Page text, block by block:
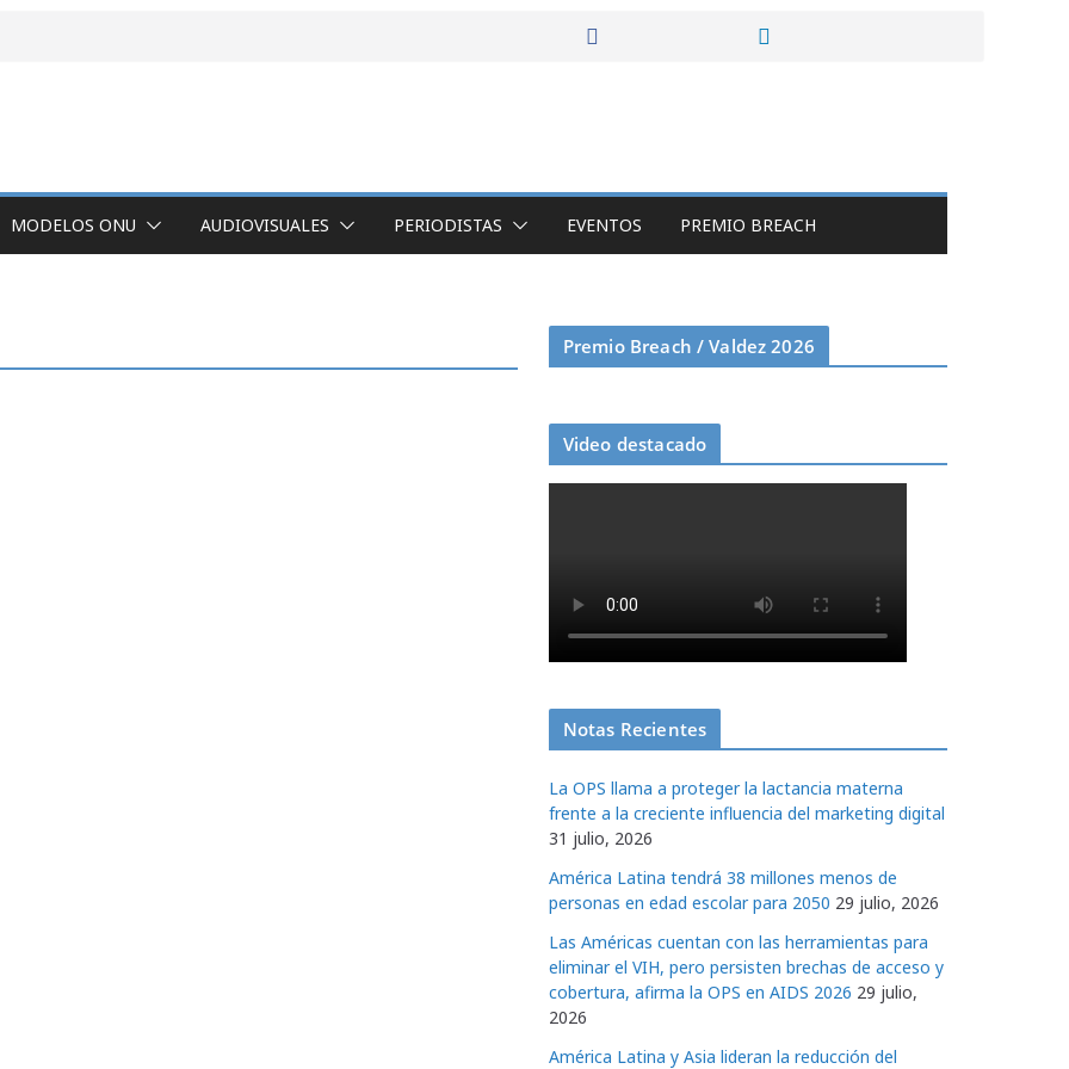
MODELOS ONU AUDIOVISUALES PERIODISTAS EVENTOS PREMIO BREACH
Premio Breach / Valdez 2026
Video destacado
Notas Recientes
La OPS llama a proteger la lactancia materna
frente a la creciente influencia del marketing digital
31 julio, 2026
América Latina tendrá 38 millones menos de
personas en edad escolar para 2050 29 julio, 2026
Las Américas cuentan con las herramientas para
eliminar el VIH, pero persisten brechas de acceso y
cobertura, afirma la OPS en AIDS 2026 29 julio,
2026
América Latina y Asia lideran la reducción del